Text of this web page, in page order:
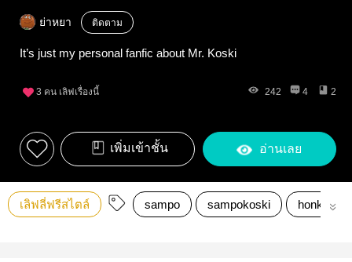
ย่าหยา ติดตาม
It’s just my personal fanfic about Mr. Koski
3 คน เลิฟเรื่องนี้ 242 4 2
เพิ่มเข้าชั้น อ่านเลย
เลิฟลี่ฟรีสไตล์ sampo sampokoski